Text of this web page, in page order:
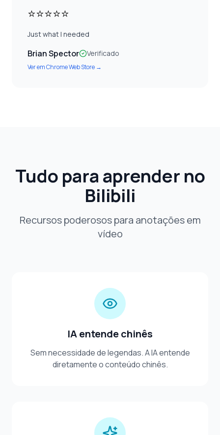
⭐⭐⭐⭐⭐
Just what I needed
Brian Spector Verificado
Ver emChrome Web Store →
Tudo para aprender no
Bilibili
Recursos poderosos para anotações em
vídeo
IA entende chinês
Sem necessidade de legendas. A IA entende
diretamente o conteúdo chinês.